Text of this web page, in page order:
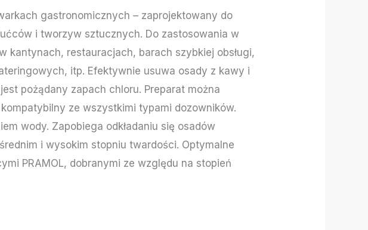
gastronomicznych – zaprojektowany do
i tworzyw sztucznych. Do zastosowania w
kantynach, restauracjach, barach szybkiej obsługi,
itp. Efektywnie usuwa osady z kawy i
pożądany zapach chloru. Preparat można
ze wszystkimi typami dozowników.
wody. Zapobiega odkładaniu się osadów
i wysokim stopniu twardości. Optymalne
PRAMOL, dobranymi ze względu na stopień